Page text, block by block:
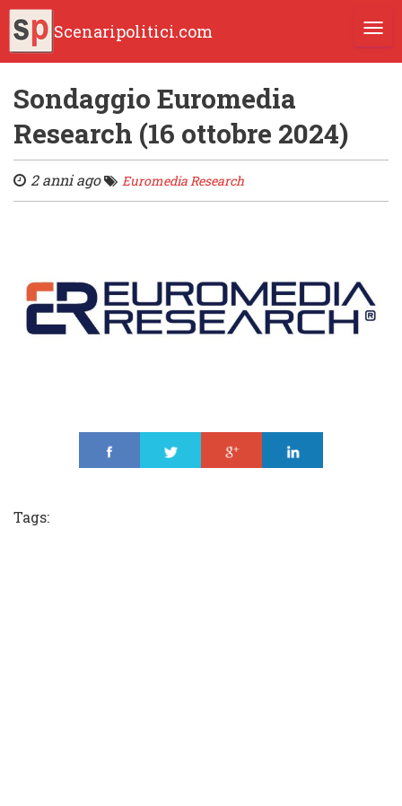
Scenaripolitici.com
Sondaggio Euromedia
Research (16 ottobre 2024)
2 anni ago Euromedia Research
Tags: